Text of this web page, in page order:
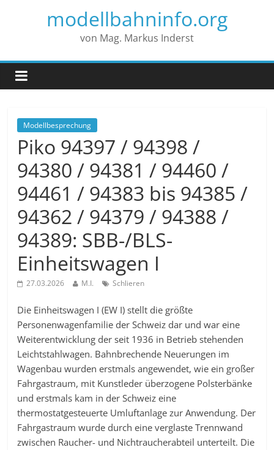
modellbahninfo.org
von Mag. Markus Inderst
Modellbesprechung
Piko 94397 / 94398 /
94380 / 94381 / 94460 /
94461 / 94383 bis 94385 /
94362 / 94379 / 94388 /
94389: SBB-/BLS-
Einheitswagen I
27.03.2026 M.I. Schlieren
Die Einheitswagen I (EW I) stellt die größte
Personenwagenfamilie der Schweiz dar und war eine
Weiterentwicklung der seit 1936 in Betrieb stehenden
Leichtstahlwagen. Bahnbrechende Neuerungen im
Wagenbau wurden erstmals angewendet, wie ein großer
Fahrgastraum, mit Kunstleder überzogene Polsterbänke
und erstmals kam in der Schweiz eine
thermostatgesteuerte Umluftanlage zur Anwendung. Der
Fahrgastraum wurde durch eine verglaste Trennwand
zwischen Raucher- und Nichtraucherabteil unterteilt. Die